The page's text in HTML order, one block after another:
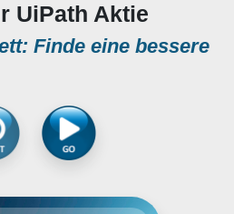
UiPath Aktie
Finde eine bessere